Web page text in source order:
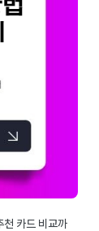
천 카드 비교까